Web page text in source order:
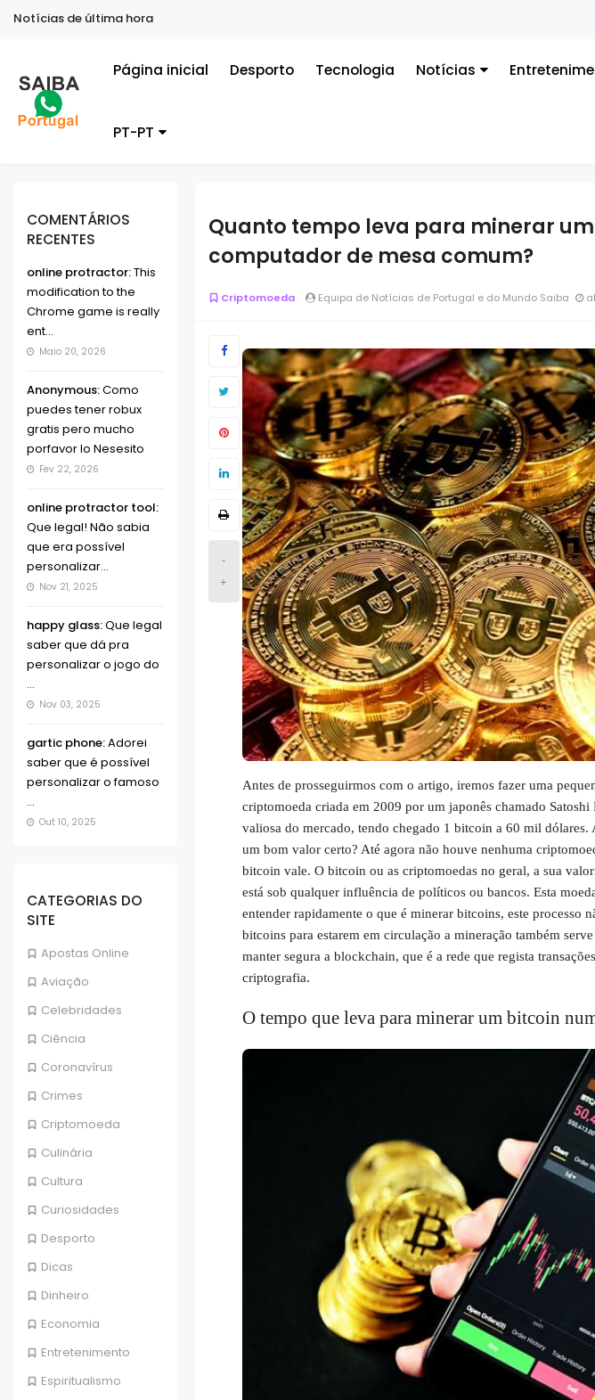
Notícias de última hora
Página inicial Desporto Tecnologia Notícias
PT-PT
COMENTÁRIOS
RECENTES
online protractor:This
modification to the
Chrome game is really
ent...
Maio 20, 2026
Anonymous:Como
puedes tener robux
gratis pero mucho
porfavor lo Nesesito
Fev 22, 2026
online protractor tool:
Que legal! Não sabia
que era possível
personalizar...
Nov 21, 2025
happy glass:Que legal
saber que dá pra
personalizar o jogo do
...
Nov 03, 2025
gartic phone:Adorei
saber que é possível
personalizar o famoso
...
Out 10, 2025
CATEGORIAS DO
SITE
Apostas Online
Aviação
Celebridades
Ciência
Coronavírus
Crimes
Criptomoeda
Culinária
Cultura
Curiosidades
Desporto
Dicas
Dinheiro
Economia
Entretenimento
Espiritualismo
Quanto tempo leva para minerar
computador de mesa comum?
Criptomoeda Equipa de Notícias de Portugal e do Mundo Saiba
-
+
Antes de prosseguirmos com o artigo, iremos fazer uma
criptomoeda criada em 2009 por um japonês chamado
valiosa do mercado, tendo chegado 1 bitcoin a 60 mil
um bom valor certo? Até agora não houve nenhuma
bitcoin vale. O bitcoin ou as criptomoedas no geral, a sua
está sob qualquer influência de políticos ou bancos. Esta
entender rapidamente o que é minerar bitcoins, este processo
bitcoins para estarem em circulação a mineração também
manter segura a blockchain, que é a rede que regista
criptografia.
O tempo que leva para minerar um bitcoin